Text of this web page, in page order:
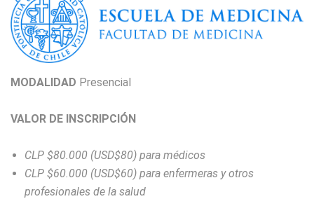
MODALIDAD Presencial
VALOR DE INSCRIPCIÓN
CLP $80.000 (USD$80) para médicos
CLP $60.000 (USD$60) para enfermeras y otros
profesionales de la salud